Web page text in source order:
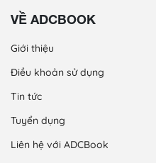
VỀ ADCBOOK
Giới thiệu
Điều khoản sử dụng
Tin tức
Tuyển dụng
Liên hệ với ADCBook